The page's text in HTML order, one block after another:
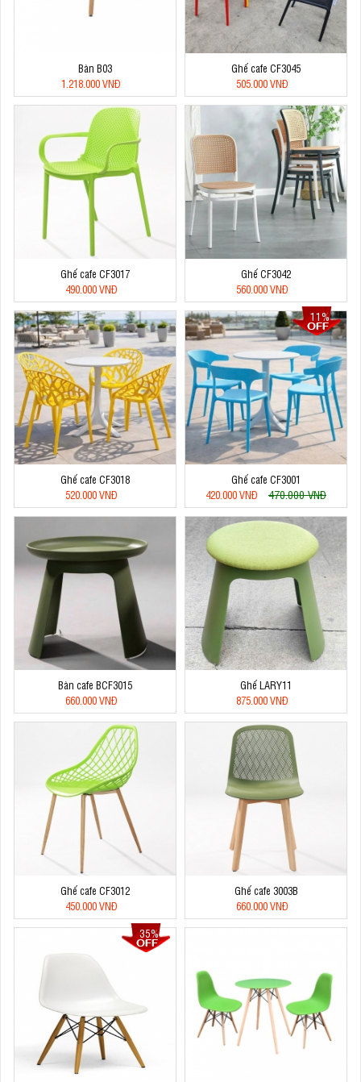
Bàn B03
1.218.000 VNĐ
Ghế cafe CF3045
505.000 VNĐ
Ghế cafe CF3017
490.000 VNĐ
Ghế CF3042
560.000 VNĐ
Ghế cafe CF3018
520.000 VNĐ
11%
Ghế cafe CF3001
420.000 VNĐ
470.000 VNĐ
Bàn cafe BCF3015
660.000 VNĐ
Ghế LARY11
875.000 VNĐ
Ghế cafe CF3012
450.000 VNĐ
Ghế cafe 3003B
660.000 VNĐ
35%